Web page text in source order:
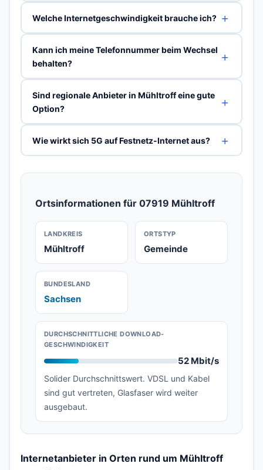
Welche Internetgeschwindigkeit brauche ich?
Kann ich meine Telefonnummer beim Wechsel
behalten?
Sind regionale Anbieter in Mühltroff eine gute
Option?
Wie wirkt sich 5G auf Festnetz-Internet aus?
Ortsinformationen für 07919 Mühltroff
LANDKREIS
Mühltroff
ORTSTYP
Gemeinde
BUNDESLAND
Sachsen
DURCHSCHNITTLICHE DOWNLOAD-
GESCHWINDIGKEIT
52 Mbit/s
Solider Durchschnittswert. VDSL und Kabel
sind gut vertreten, Glasfaser wird weiter
ausgebaut.
Internetanbieter in Orten rund um Mühltroff